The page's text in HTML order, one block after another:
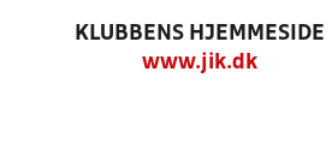
KLUBBENS HJEMMESIDE
www.jik.dk